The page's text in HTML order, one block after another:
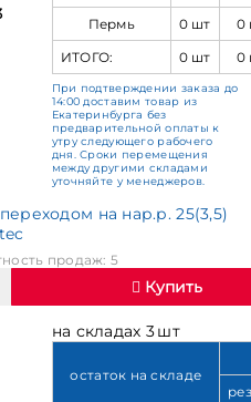
Пермь
0 шт
0
ИТОГО:
0 шт 0
При подтверждении заказа до
14:00 доставим товар из
Екатеринбурга без
предварительной оплаты к
утру следующего рабочего
дня. Сроки перемещения
между другими складами
уточняйте у менеджеров.
на нар.р. 25(3,5)
продаж: 5
Купить
на складах 3 шт
остаток на складе